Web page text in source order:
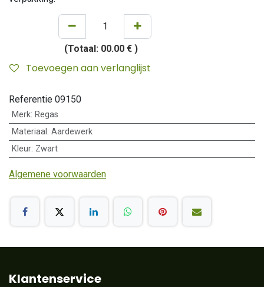
(Totaal: 00.00 € )
Toevoegen aan verlanglijst
Referentie 09150
Merk: Regas
Materiaal : Aardewerk
Kleur: Zwart
Algemene voorwaarden
Klantenservice